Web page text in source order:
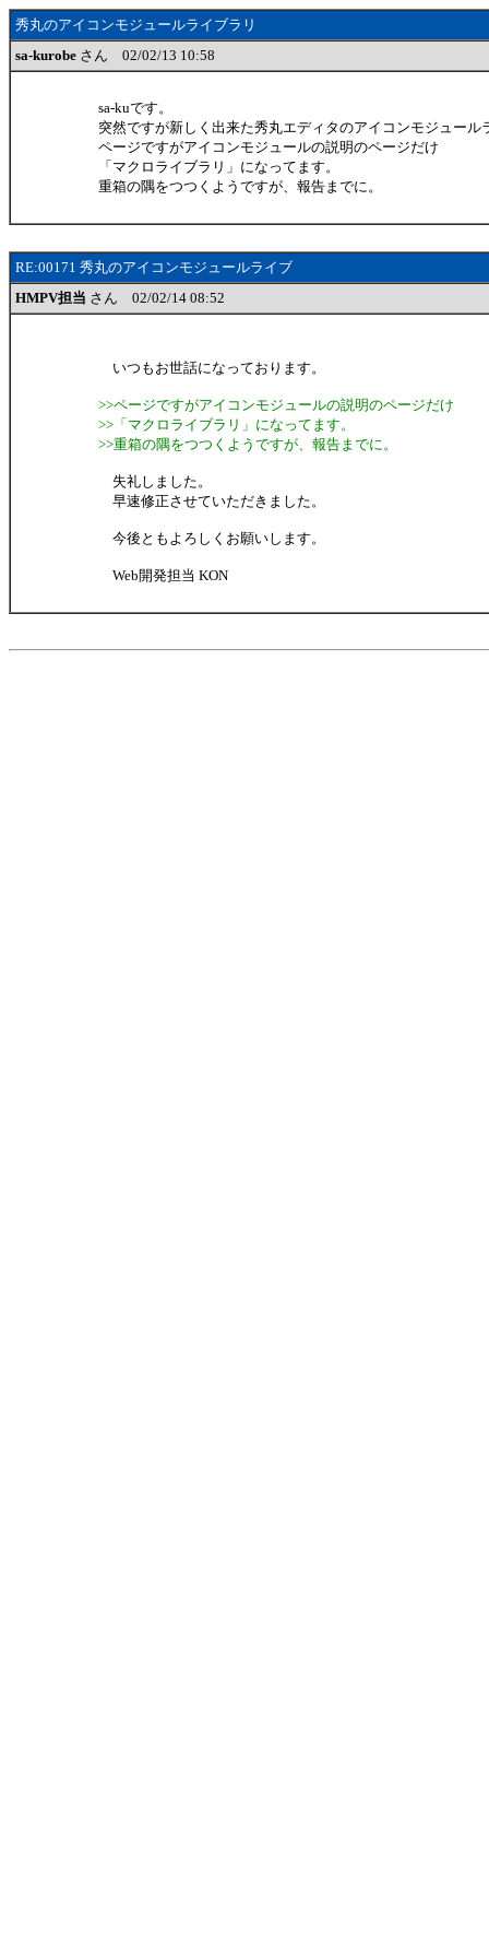
秀丸のアイコンモジュールライブラリ
sa-kurobe さん 02/02/13 10:58
sa-kuです。
突然ですが新しく出来た秀丸エディタのアイコンモジュール
ページですがアイコンモジュールの説明のページだけ
「マクロライブラリ」になってます。
重箱の隅をつつくようですが、報告までに。
RE:00171 秀丸のアイコンモジュールライブ
HMPV担当 さん 02/02/14 08:52
いつもお世話になっております。
>>ページですがアイコンモジュールの説明のページだけ
>>「マクロライブラリ」になってます。
>>重箱の隅をつつくようですが、報告までに。
失礼しました。
早速修正させていただきました。
今後ともよろしくお願いします。
Web開発担当 KON